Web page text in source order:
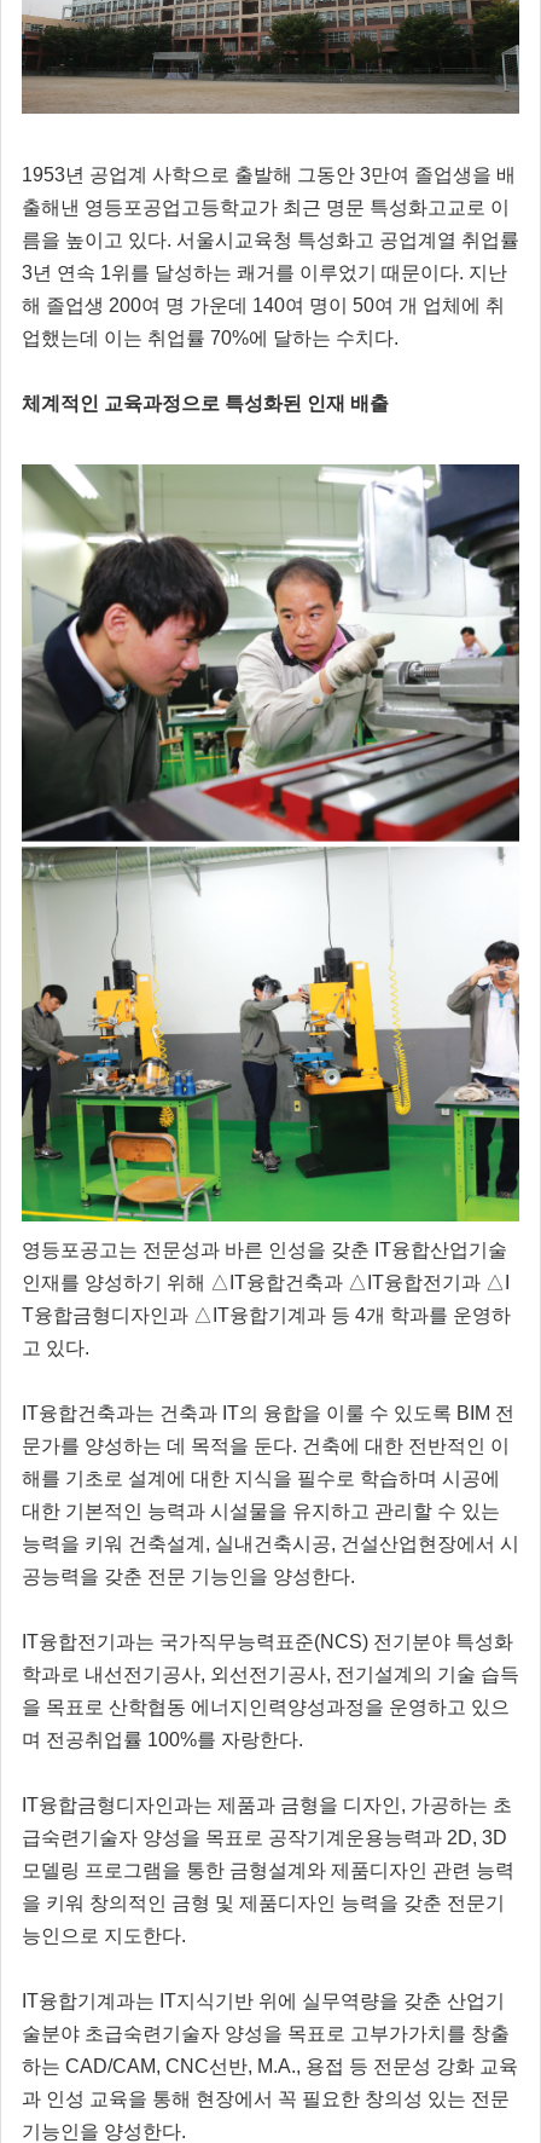
1953년 공업계 사학으로 출발해 그동안 3만여 졸업생을 배
출해낸 영등포공업고등학교가 최근 명문 특성화고교로 이
름을 높이고 있다. 서울시교육청 특성화고 공업계열 취업률
3년 연속 1위를 달성하는 쾌거를 이루었기 때문이다. 지난
해 졸업생 200여 명 가운데 140여 명이 50여 개 업체에 취
업했는데 이는 취업률 70%에 달하는 수치다.
체계적인 교육과정으로 특성화된 인재 배출
영등포공고는 전문성과 바른 인성을 갖춘 IT융합산업기술
인재를 양성하기 위해 △IT융합건축과 △IT융합전기과 △I
T융합금형디자인과 △IT융합기계과 등 4개 학과를 운영하
고 있다.
IT융합건축과는 건축과 IT의 융합을 이룰 수 있도록 BIM 전
문가를 양성하는 데 목적을 둔다. 건축에 대한 전반적인 이
해를 기초로 설계에 대한 지식을 필수로 학습하며 시공에
대한 기본적인 능력과 시설물을 유지하고 관리할 수 있는
능력을 키워 건축설계, 실내건축시공, 건설산업현장에서 시
공능력을 갖춘 전문 기능인을 양성한다.
IT융합전기과는 국가직무능력표준(NCS) 전기분야 특성화
학과로 내선전기공사, 외선전기공사, 전기설계의 기술 습득
을 목표로 산학협동 에너지인력양성과정을 운영하고 있으
며 전공취업률 100%를 자랑한다.
IT융합금형디자인과는 제품과 금형을 디자인, 가공하는 초
급숙련기술자 양성을 목표로 공작기계운용능력과 2D, 3D
모델링 프로그램을 통한 금형설계와 제품디자인 관련 능력
을 키워 창의적인 금형 및 제품디자인 능력을 갖춘 전문기
능인으로 지도한다.
IT융합기계과는 IT지식기반 위에 실무역량을 갖춘 산업기
술분야 초급숙련기술자 양성을 목표로 고부가가치를 창출
하는 CAD/CAM, CNC선반, M.A., 용접 등 전문성 강화 교육
과 인성 교육을 통해 현장에서 꼭 필요한 창의성 있는 전문
기능인을 양성한다.